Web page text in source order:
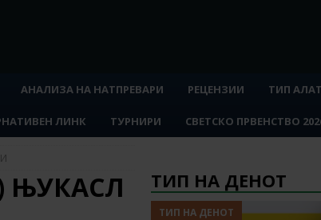
АНАЛИЗА НА НАТПРЕВАРИ РЕЦЕНЗИИ ТИП
ЛИНК ТУРНИРИ СВЕТСКО ПРВЕНСТВО
ЊУКАСЛ ТИП НА ДЕНОТ
ТИП НА ДЕНОТ